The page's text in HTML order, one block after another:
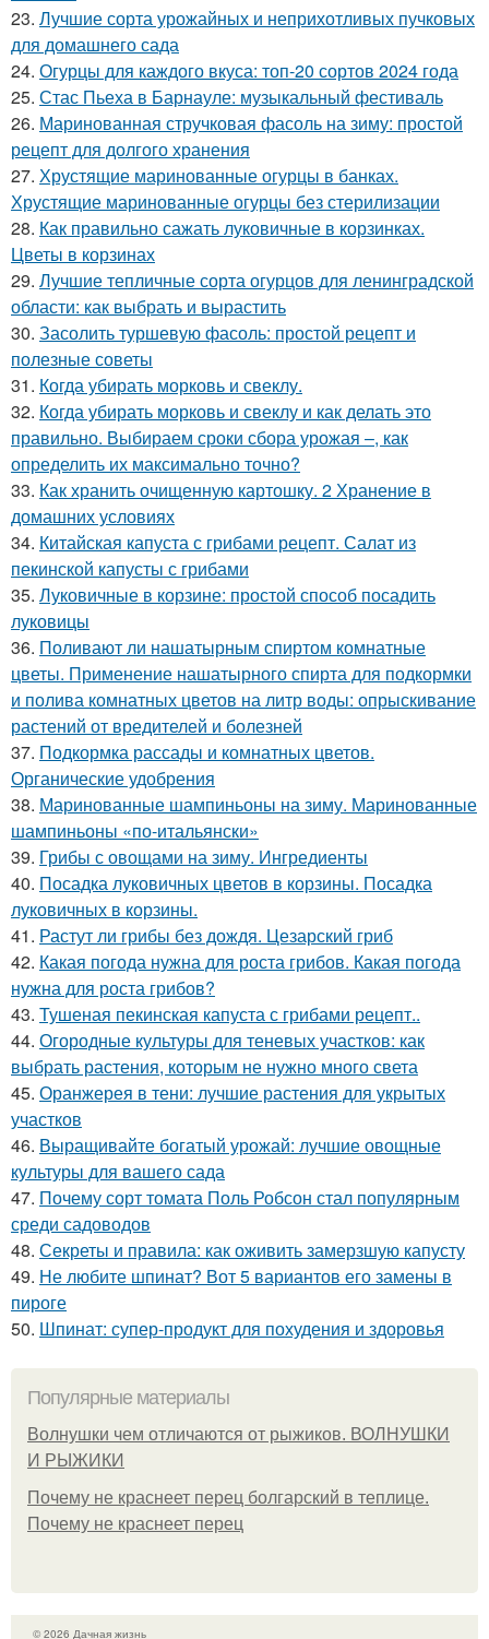
23. Лучшие сорта урожайных и неприхотливых пучковых
для домашнего сада
24. Огурцы для каждого вкуса: топ-20 сортов 2024 года
25. Стас Пьеха в Барнауле: музыкальный фестиваль
26. Маринованная стручковая фасоль на зиму: простой
рецепт для долгого хранения
27. Хрустящие маринованные огурцы в банках.
Хрустящие маринованные огурцы без стерилизации
28. Как правильно сажать луковичные в корзинках.
Цветы в корзинах
29. Лучшие тепличные сорта огурцов для ленинградской
области: как выбрать и вырастить
30. Засолить туршевую фасоль: простой рецепт и
полезные советы
31. Когда убирать морковь и свеклу.
32. Когда убирать морковь и свеклу и как делать это
правильно. Выбираем сроки сбора урожая –, как
определить их максимально точно?
33. Как хранить очищенную картошку. 2 Хранение в
домашних условиях
34. Китайская капуста с грибами рецепт. Салат из
пекинской капусты с грибами
35. Луковичные в корзине: простой способ посадить
луковицы
36. Поливают ли нашатырным спиртом комнатные
цветы. Применение нашатырного спирта для подкормки
и полива комнатных цветов на литр воды: опрыскивание
растений от вредителей и болезней
37. Подкормка рассады и комнатных цветов.
Органические удобрения
38. Маринованные шампиньоны на зиму. Маринованные
шампиньоны «по-итальянски»
39. Грибы с овощами на зиму. Ингредиенты
40. Посадка луковичных цветов в корзины. Посадка
луковичных в корзины.
41. Растут ли грибы без дождя. Цезарский гриб
42. Какая погода нужна для роста грибов. Какая погода
нужна для роста грибов?
43. Тушеная пекинская капуста с грибами рецепт..
44. Огородные культуры для теневых участков: как
выбрать растения, которым не нужно много света
45. Оранжерея в тени: лучшие растения для укрытых
участков
46. Выращивайте богатый урожай: лучшие овощные
культуры для вашего сада
47. Почему сорт томата Поль Робсон стал популярным
среди садоводов
48. Секреты и правила: как оживить замерзшую капусту
49. Не любите шпинат? Вот 5 вариантов его замены в
пироге
50. Шпинат: супер-продукт для похудения и здоровья
Популярные материалы
Волнушки чем отличаются от рыжиков. ВОЛНУШКИ
И РЫЖИКИ
Почему не краснеет перец болгарский в теплице.
Почему не краснеет перец
© 2026 Дачная жизнь